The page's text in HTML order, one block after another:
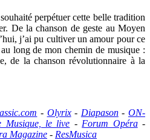
perpétuer cette belle tradition
De la chanson de geste au Moyen
j’ai pu cultiver un amour pour ce
long de mon chemin de musique :
de la chanson révolutionnaire à la
- Olyrix- Diapason-ON-
Musique, le live - Forum Opéra-
Magazine - ResMusica